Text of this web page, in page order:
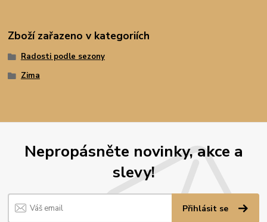
Zboží zařazeno v kategoriích
Radosti podle sezony
Zima
Nepropásněte novinky, akce a
slevy!
Přihlásit se